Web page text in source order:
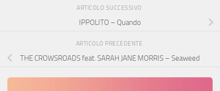
ARTICOLO SUCCESSIVO
IPPOLITO – Quando
ARTICOLO PRECEDENTE
THE CROWSROADS feat. SARAH JANE MORRIS – Seaweed